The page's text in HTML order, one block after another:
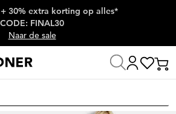
+ 30% extra korting op alles*
CODE: FINAL30
Naar de sale